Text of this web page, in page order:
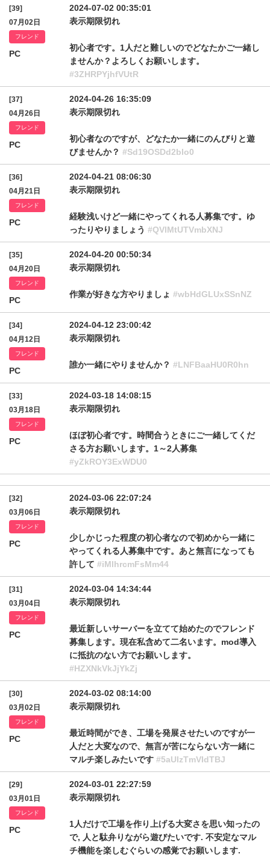
[39]
07月02日
フレンド
PC
2024-07-02 00:35:01
表示期限切れ
初心者です。1人だと難しいのでどなたかご一緒し
ませんか？よろしくお願いします。
#3ZHRPYjhfVUtR
[37]
04月26日
フレンド
PC
2024-04-26 16:35:09
表示期限切れ
初心者なのですが、どなたか一緒にのんびりと遊
びませんか？ #Sd19OSDd2blo0
[36]
04月21日
フレンド
PC
2024-04-21 08:06:30
表示期限切れ
経験浅いけど一緒にやってくれる人募集です。ゆ
ったりやりましょう #QVlMtUTVmbXNJ
[35]
04月20日
フレンド
PC
2024-04-20 00:50:34
表示期限切れ
作業が好きな方やりましょ #wbHdGLUxSSnNZ
[34]
04月12日
フレンド
PC
2024-04-12 23:00:42
表示期限切れ
誰か一緒にやりませんか？ #LNFBaaHU0R0hn
[33]
03月18日
フレンド
PC
2024-03-18 14:08:15
表示期限切れ
ほぼ初心者です。時間合うときにご一緒してくだ
さる方お願いします。1～2人募集
#yZkROY3ExWDU0
[32]
03月06日
フレンド
PC
2024-03-06 22:07:24
表示期限切れ
少しかじった程度の初心者なので初めから一緒に
やってくれる人募集中です。あと無言になっても
許して #iMlhrcmFsMm44
[31]
03月04日
フレンド
PC
2024-03-04 14:34:44
表示期限切れ
最近新しいサーバーを立てて始めたのでフレンド
募集します。現在私含めて二名います。mod導入
に抵抗のない方でお願いします。
#HZXNkVkJjYkZj
[30]
03月02日
フレンド
PC
2024-03-02 08:14:00
表示期限切れ
最近時間ができ、工場を発展させたいのですが一
人だと大変なので、無言が苦にならない方一緒に
マルチ楽しみたいです #5aUlzTmVIdTBJ
[29]
03月01日
フレンド
PC
2024-03-01 22:27:59
表示期限切れ
1人だけで工場を作り上げる大変さを思い知ったの
で, 人と駄弁りながら遊びたいです. 不安定なマル
チ機能を楽しむぐらいの感覚でお願いします.